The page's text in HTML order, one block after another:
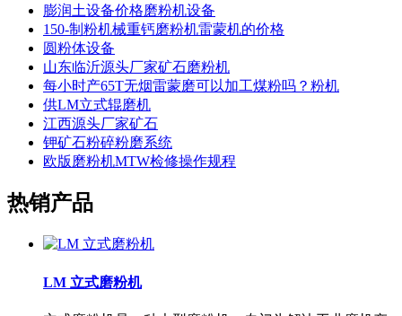
膨润土设备价格磨粉机设备
150-制粉机械重钙磨粉机雷蒙机的价格
圆粉体设备
山东临沂源头厂家矿石磨粉机
每小时产65T无烟雷蒙磨可以加工煤粉吗？粉机
供LM立式辊磨机
江西源头厂家矿石
钾矿石粉碎粉磨系统
欧版磨粉机MTW检修操作规程
热销产品
LM 立式磨粉机